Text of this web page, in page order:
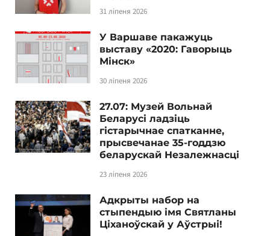
31 ліпеня 2026
У Варшаве пакажуць
выставу «2020: Гаворыць
Мінск»
30 ліпеня 2026
27.07: Музей Вольнай
Беларусі ладзіць
гістарычнае спатканне,
прысвечанае 35-годдзю
беларускай Незалежнасці
23 ліпеня 2026
Адкрыты набор на
стыпендыю імя Святланы
Ціханоўскай у Аўстрыі!